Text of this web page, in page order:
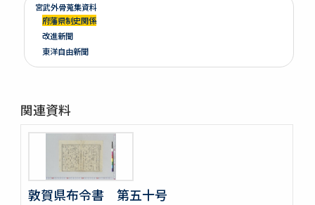
宮武外骨蒐集資料
府藩県制史関係
改進新聞
東洋自由新聞
関連資料
敦賀県布令書 第五十号